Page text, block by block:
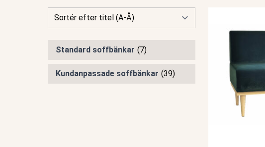
Standard soffbänkar (7)
Kundanpassade soffbänkar (39)